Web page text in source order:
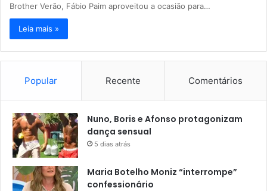
Brother Verão, Fábio Paim aproveitou a ocasião para…
Leia mais »
Popular Recente Comentários
Nuno, Boris e Afonso protagonizam
dança sensual
5 dias atrás
Maria Botelho Moniz “interrompe”
confessionário